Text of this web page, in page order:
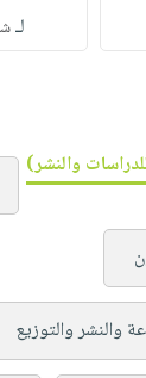
لـ
والنشر)
والنشر والتوزيع